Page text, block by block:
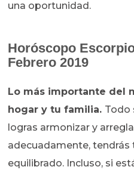
una oportunidad.
Horóscopo
Febrero 2019
Lo más importante del
hogar y tu familia. Todo
logras armonizar y
adecuadamente, tendrás
equilibrado. Incluso, si